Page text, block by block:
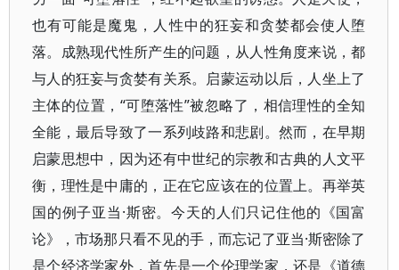
也有可能是魔鬼，人性中的狂妄和贪婪都会使人堕
落。成熟现代性所产生的问题，从人性角度来说，都
与人的狂妄与贪婪有关系。启蒙运动以后，人坐上了
主体的位置，“可堕落性”被忽略了，相信理性的全知
全能，最后导致了一系列歧路和悲剧。然而，在早期
启蒙思想中，因为还有中世纪的宗教和古典的人文平
衡，理性是中庸的，正在它应该在的位置上。再举英
国的例子亚当·斯密。今天的人们只记住他的《国富
论》，市场那只看不见的手，而忘记了亚当·斯密除了
是个经济学家外，首先是一个伦理学家，还是《道德